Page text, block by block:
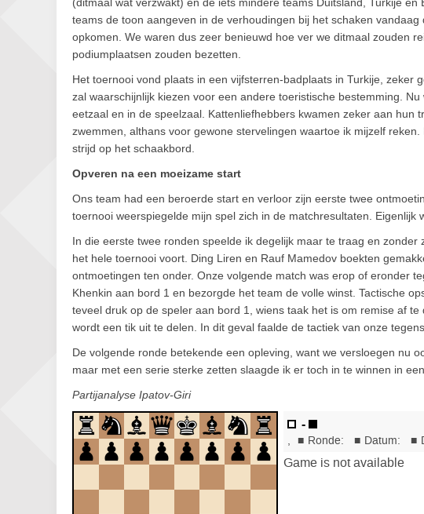
teams de toon aangeven in de verhoudingen bij het schaken
opkomen. We waren dus zeer benieuwd hoe ver we ditmaal zouden
podiumplaatsen zouden bezetten.
Het toernooi vond plaats in een vijfsterren-badplaats in Turkije, zeker
zal waarschijnlijk kiezen voor een andere toeristische bestemming.
eetzaal en in de speelzaal. Kattenliefhebbers kwamen zeker aan hun
zwemmen, althans voor gewone stervelingen waartoe ik mijzelf
strijd op het schaakbord.
Opveren na een moeizame start
Ons team had een beroerde start en verloor zijn eerste twee
toernooi weerspiegelde mijn spel zich in de matchresultaten. Eigenlijk
In die eerste twee ronden speelde ik degelijk maar te traag en
het hele toernooi voort. Ding Liren en Rauf Mamedov boekten
ontmoetingen ten onder. Onze volgende match was erop of eronder
Khenkin aan bord 1 en bezorgde het team de volle winst. Tactische
teveel druk op de speler aan bord 1, wiens taak het is om remise af
wordt een tik uit te delen. In dit geval faalde de tactiek van onze
De volgende ronde betekende een opleving, want we versloegen nu
maar met een serie sterke zetten slaagde ik er toch in te winnen in
Partijanalyse Ipatov-Giri